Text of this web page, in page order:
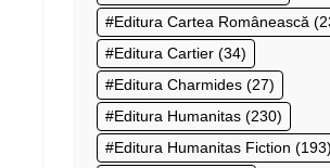
Editura Cartea Românească
Editura Cartier (34)
Editura Charmides (27)
Editura Humanitas (230)
Editura Humanitas Fiction (193)